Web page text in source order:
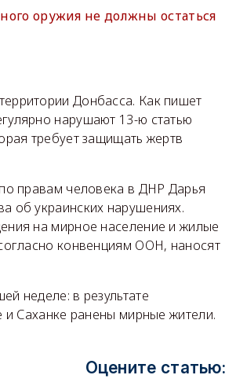
оружия не должны остаться
Донбасса. Как пишет
нарушают 13-ю статью
требует защищать жертв
правам человека в ДНР Дарья
об украинских нарушениях.
на мирное население и жилые
конвенциям ООН, наносят
неделе: в результате
и Саханке ранены мирные жители.
Оцените статью: